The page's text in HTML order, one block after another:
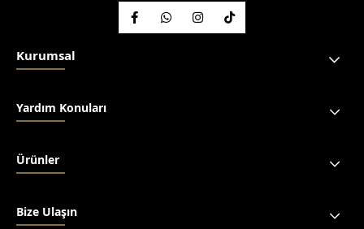
Kurumsal
Yardım Konuları
Ürünler
Bize Ulaşın